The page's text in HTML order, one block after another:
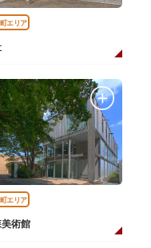
エリア
エリア
術館